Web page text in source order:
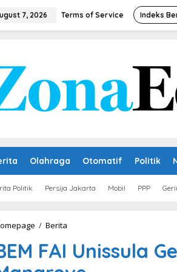
7, 2026 Terms of Service Indeks
Olahraga Otomatif Politik
Politik Persija Jakarta Mobil PPP
/ Berita
Unissula
Gelar
Aksi
FAI Unissula